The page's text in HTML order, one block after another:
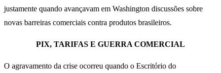
justamente quando avançavam em Washington discussões sobre
novas barreiras comerciais contra produtos brasileiros.
PIX, TARIFAS E GUERRA COMERCIAL
O agravamento da crise ocorreu quando o Escritório do